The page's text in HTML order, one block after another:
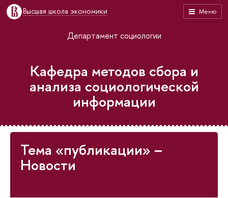
Меню
Высшая школа экономики
Департамент социологии
Кафедра методов сбора и
анализа социологической
информации
Тема «публикации» –
Новости